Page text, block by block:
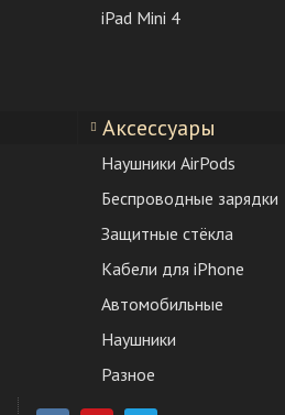
iPad Mini 4
Аксессуары
Наушники AirPods
Беспроводные зарядки
Защитные стёкла
Кабели для iPhone
Автомобильные
Наушники
Разное